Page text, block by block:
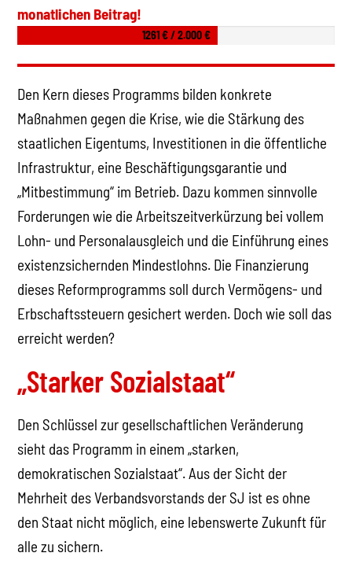
monatlichen Beitrag!
1261 € / 2.000 €
Den Kern dieses Programms bilden konkrete
Maßnahmen gegen die Krise, wie die Stärkung des
staatlichen Eigentums, Investitionen in die öffentliche
Infrastruktur, eine Beschäftigungsgarantie und
„Mitbestimmung“ im Betrieb. Dazu kommen sinnvolle
Forderungen wie die Arbeitszeitverkürzung bei vollem
Lohn- und Personalausgleich und die Einführung eines
existenzsichernden Mindestlohns. Die Finanzierung
dieses Reformprogramms soll durch Vermögens- und
Erbschaftssteuern gesichert werden. Doch wie soll das
erreicht werden?
„Starker Sozialstaat“
Den Schlüssel zur gesellschaftlichen Veränderung
sieht das Programm in einem „starken,
demokratischen Sozialstaat“. Aus der Sicht der
Mehrheit des Verbandsvorstands der SJ ist es ohne
den Staat nicht möglich, eine lebenswerte Zukunft für
alle zu sichern.